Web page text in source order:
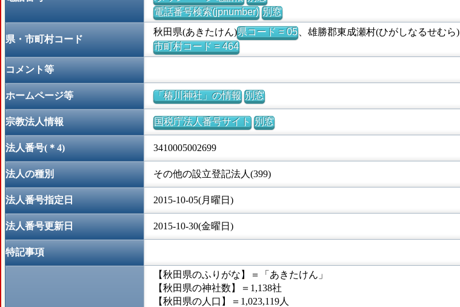
電話番号検索(jpnumber) 別窓
県・市町村コード
秋田県(あきたけん)県コード = 05、雄勝郡東成瀬村(ひがしなるせむら)
市町村コード = 464
コメント等
ホームページ等 「椿川神社」の情報 別窓
宗教法人情報 国税庁法人番号サイト 別窓
法人番号(＊4) 3410005002699
法人の種別 その他の設立登記法人(399)
法人番号指定日 2015-10-05(月曜日)
法人番号更新日 2015-10-30(金曜日)
特記事項
【秋田県のふりがな】＝「あきたけん」
【秋田県の神社数】＝1,138社
【秋田県の人口】＝1,023,119人